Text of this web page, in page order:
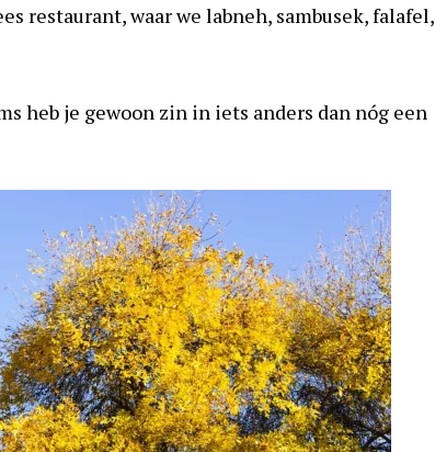
restaurant, waar we labneh, sambusek, falafel,
heb je gewoon zin in iets anders dan nóg een